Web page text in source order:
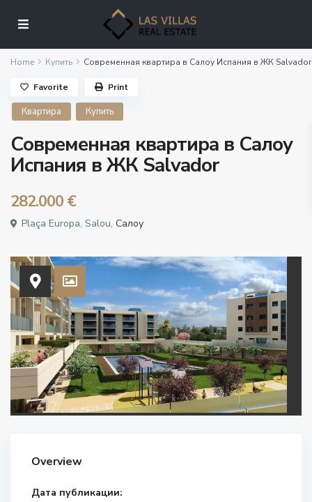
Home Купить Современная квартира в Салоу Испания в ЖК Salvador
Квартира Купить
Современная квартира в Салоу
Испания в ЖК Salvador
282.000 €
Plaça Europa, Salou, Салоу
Favorite Print
Overview
Дата публикации: